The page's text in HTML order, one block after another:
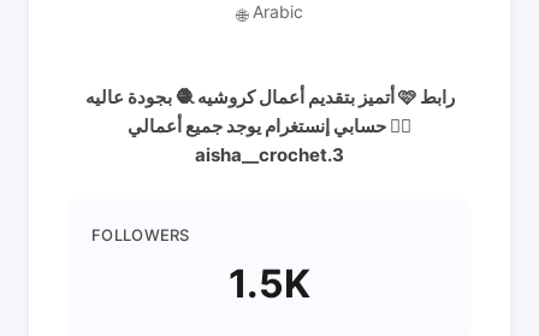
🌐 Arabic
أتميز بتقديم أعمال كروشيه 🧶 بجودة عاليه 🩷 رابط
حسابي إنستغرام يوجد جميع أعمالي 👇🏻
aisha__crochet.3
FOLLOWERS
1.5K